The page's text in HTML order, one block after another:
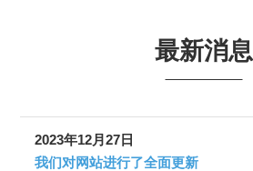
最新消息
2023年12月27日
我们对网站进行了全面更新